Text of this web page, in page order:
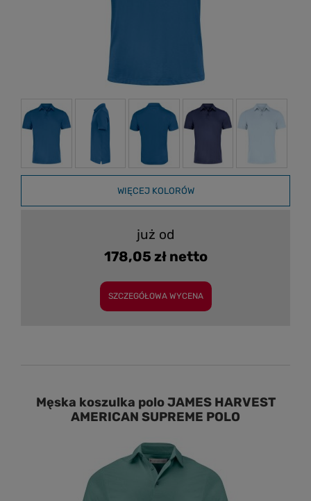
WIĘCEJ KOLORÓW
już od
178,05 zł netto
SZCZEGÓŁOWA WYCENA
Męska koszulka polo JAMES HARVEST
AMERICAN SUPREME POLO